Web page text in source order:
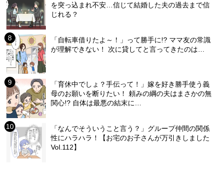
を突っ込まれ不安…信じて結婚した夫の過去まで信
じれる？
「自転車借りたよ～！」って勝手に!? ママ友の常識
が理解できない！ 次に貸してと言ってきたのは…
「育休中でしょ？手伝って！」嫁を好き勝手使う義
母のお願いを断りたい！ 頼みの綱の夫はまさかの無
関心!? 自体は最悪の結末に…
「なんでそういうこと言う？」グループ仲間の関係
性にハラハラ！【お宅のお子さんが万引きしました
Vol.112】